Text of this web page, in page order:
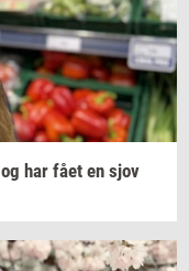
og har fået en sjov